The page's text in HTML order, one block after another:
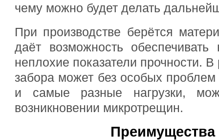
чему можно будет делать
При производстве берётся
даёт возможность обеспечивать
неплохие показатели прочности. В
забора может без особых
и самые разные нагрузки,
возникновении микротрещин.
Преимущества